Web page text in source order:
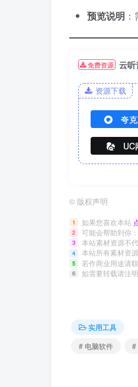
预览说明
免费资源 云
资源下载
夸
UC
© 版权声明
1 如果您喜欢本站
2 可能会帮助到你
3 本站素材资源不
4 本站所有素材资
5 若作商业用途请
6 如需要转载请注
实用工具
# 电脑软件
#